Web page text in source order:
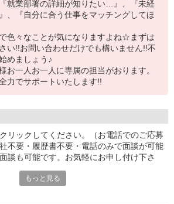
就業部署の詳細が知りたい…』、『未経
、『自分に合う仕事をマッチングしてほ
色々なことが気になりますよね☆まずは
い!!お問い合わせだけでも構いません!!不
めましょう♪
お一人お一人に専属の担当がおります。
力でサポートいたします!!
リックしてください。（お電話でのご応募
不要・履歴書不要・電話のみで面談が可能
談も可能です。お気軽にお申し付け下さ
もっと見る